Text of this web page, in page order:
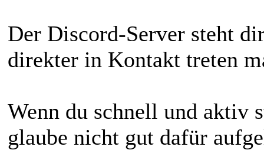
Der Discord-Server steht
direkter in Kontakt treten
Wenn du schnell und aktiv
glaube nicht gut dafür